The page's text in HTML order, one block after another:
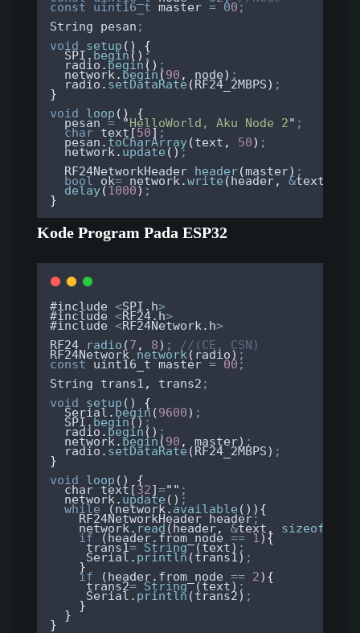
const uint16_t master = 00;
String pesan ;
void
setup () {
SPI . begin() ;
radio . begin () ;
network. begin (90 , node) ;
radio . setDataRate (RF24_2MBPS) ;
}
void
loop () {
  pesan
= "HelloWorld, Aku Node 2" ;
char text [50] ;
pesan . toCharArray(text , 50) ;
network. update () ;
  RF24NetworkHeader
header(master) ;
bool ok= network.write (header, &text
delay(1000) ;
}
Kode Program Pada ESP32
#include <SPI . h>
#include <RF24. h>
#include <RF24Network. h>
RF24
radio (7 , 8) ; //(CE, CSN)
RF24Network network( radio) ;
const uint16_t master = 00 ;
String
trans1 , trans2 ;
void
setup () {
Serial . begin (9600) ;
SPI . begin() ;
radio . begin () ;
network. begin (90 , master) ;
radio . setDataRate (RF24_2MBPS) ;
}
void
loop () {
char text [32]="" ;
network. update () ;
while (network.available ()) {
RF24NetworkHeader header;
network. read (header, &text , sizeof
if (header. from_node == 1) {
trans1= String (text) ;
Serial . println (trans1) ;
}
if (header. from_node == 2) {
trans2= String (text) ;
Serial . println (trans2) ;
}
}
}